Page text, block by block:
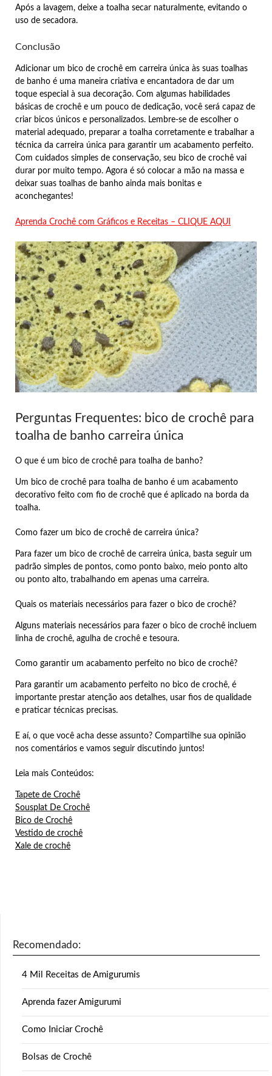
Após a lavagem, deixe a toalha secar naturalmente, evitando o
uso de secadora.
Conclusão
Adicionar um bico de crochê em carreira única às suas toalhas
de banho é uma maneira criativa e encantadora de dar um
toque especial à sua decoração. Com algumas habilidades
básicas de crochê e um pouco de dedicação, você será capaz de
criar bicos únicos e personalizados. Lembre-se de escolher o
material adequado, preparar a toalha corretamente e trabalhar a
técnica da carreira única para garantir um acabamento perfeito.
Com cuidados simples de conservação, seu bico de crochê vai
durar por muito tempo. Agora é só colocar a mão na massa e
deixar suas toalhas de banho ainda mais bonitas e
aconchegantes!
Aprenda Crochê com Gráficos e Receitas – CLIQUE AQUI
Perguntas Frequentes: bico de crochê para
toalha de banho carreira única
O que é um bico de crochê para toalha de banho?
Um bico de crochê para toalha de banho é um acabamento
decorativo feito com fio de crochê que é aplicado na borda da
toalha.
Como fazer um bico de crochê de carreira única?
Para fazer um bico de crochê de carreira única, basta seguir um
padrão simples de pontos, como ponto baixo, meio ponto alto
ou ponto alto, trabalhando em apenas uma carreira.
Quais os materiais necessários para fazer o bico de crochê?
Alguns materiais necessários para fazer o bico de crochê incluem
linha de crochê, agulha de crochê e tesoura.
Como garantir um acabamento perfeito no bico de crochê?
Para garantir um acabamento perfeito no bico de crochê, é
importante prestar atenção aos detalhes, usar fios de qualidade
e praticar técnicas precisas.
E aí, o que você acha desse assunto? Compartilhe sua opinião
nos comentários e vamos seguir discutindo juntos!
Leia mais Conteúdos:
Tapete de Crochê
Sousplat De Crochê
Bico de Crochê
Vestido de crochê
Xale de crochê
Recomendado:
4 Mil Receitas de Amigurumis
Aprenda fazer Amigurumi
Como Iniciar Crochê
Bolsas de Crochê